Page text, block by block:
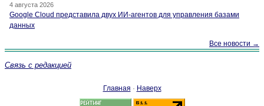
4 августа 2026
Google Cloud представила двух ИИ-агентов для управления базами
данных
Все новости →
Связь с редакцией
Главная · Наверх